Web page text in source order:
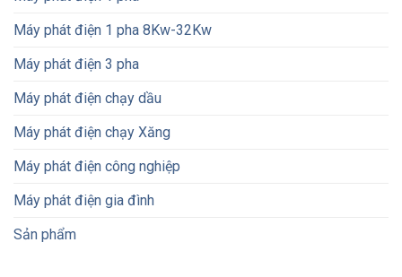
Máy phát điện 1 pha 8Kw-32Kw
Máy phát điện 3 pha
Máy phát điện chạy dầu
Máy phát điện chạy Xăng
Máy phát điện công nghiệp
Máy phát điện gia đình
Sản phẩm